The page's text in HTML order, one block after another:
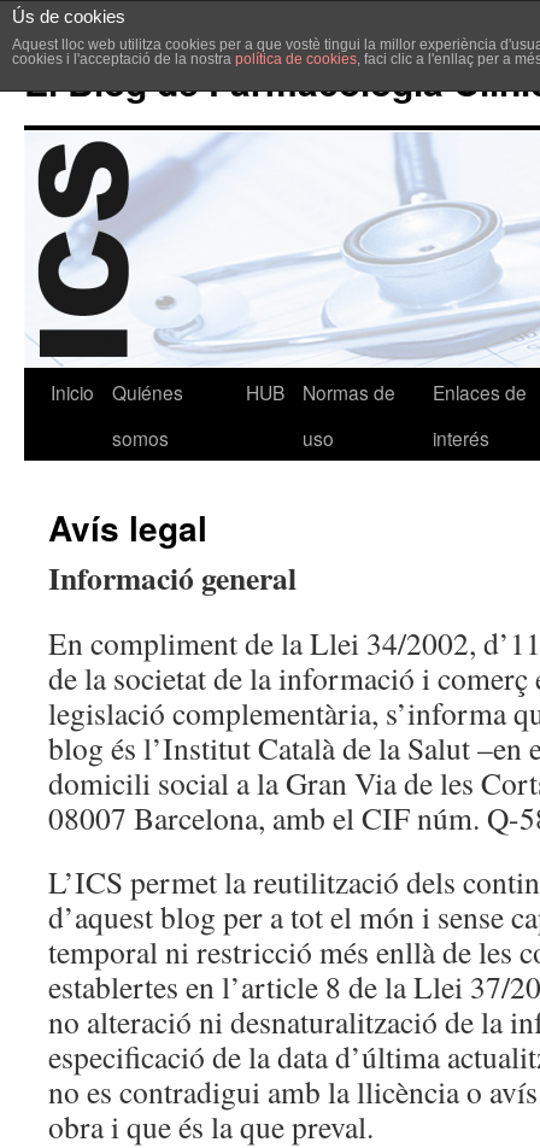
Ús de cookies
Aquest lloc web utilitza cookies per a que vostè tingui la millor experiència
cookies i l'acceptació de la nostra política de cookies, faci clic a l'enllaç per a
El Blog de Farmacología
Inicio
Quiénes
somos
HUB
Normas de
uso
Enlaces de
interés
Avís legal
Informació general
En compliment de la Llei 34/2002,
de la societat de la informació i
legislació complementària, s’informa
blog és l’Institut Català de la Salut –en
domicili social a la Gran Via de les
08007 Barcelona, amb el CIF núm. Q-
L’ICS permet la reutilització dels
d’aquest blog per a tot el món i sense
temporal ni restricció més enllà de les
establertes en l’article 8 de la Llei 37/
no alteració ni desnaturalització de la
especificació de la data d’última
no es contradigui amb la llicència o
obra i que és la que preval.